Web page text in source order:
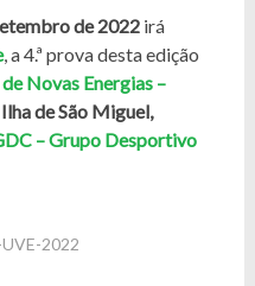
de 2022 irá
, a 4.ª prova desta edição
Novas Energias –
Ilha de São Miguel,
– Grupo Desportivo
2022